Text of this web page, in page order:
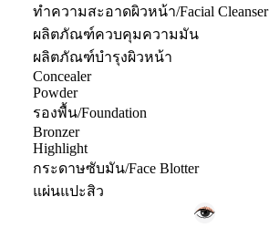
ทำความสะอาดผิวหน้า/Facial Cleanser
ผลิตภัณฑ์ควบคุมความมัน
ผลิตภัณฑ์บำรุงผิวหน้า
Concealer
Powder
รองพื้น/Foundation
Bronzer
Highlight
กระดาษซับมัน/Face Blotter
แผ่นแปะสิว